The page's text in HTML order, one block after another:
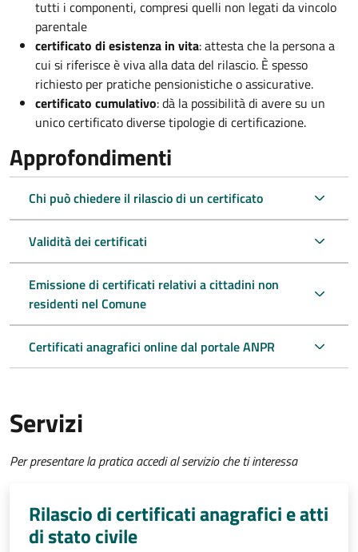
tutti i componenti, compresi quelli non legati da vincolo
parentale
certificato di esistenza in vita: attesta che la persona a
cui si riferisce è viva alla data del rilascio. È spesso
richiesto per pratiche pensionistiche o assicurative.
certificato cumulativo: dà la possibilità di avere su un
unico certificato diverse tipologie di certificazione.
Approfondimenti
Chi può chiedere il rilascio di un certificato
Validità dei certificati
Emissione di certificati relativi a cittadini non
residenti nel Comune
Certificati anagrafici online dal portale ANPR
Servizi
Per presentare la pratica accedi al servizio che ti interessa
Rilascio di certificati anagrafici e atti
di stato civile